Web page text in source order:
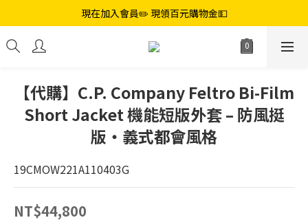
現在加入會員✏️ 現領百元購物金💵
【代購】C.P. Company Feltro Bi-Film
Short Jacket 機能短版外套 – 防風挺
版・義式都會風格
19CMOW221A110403G
NT$44,800